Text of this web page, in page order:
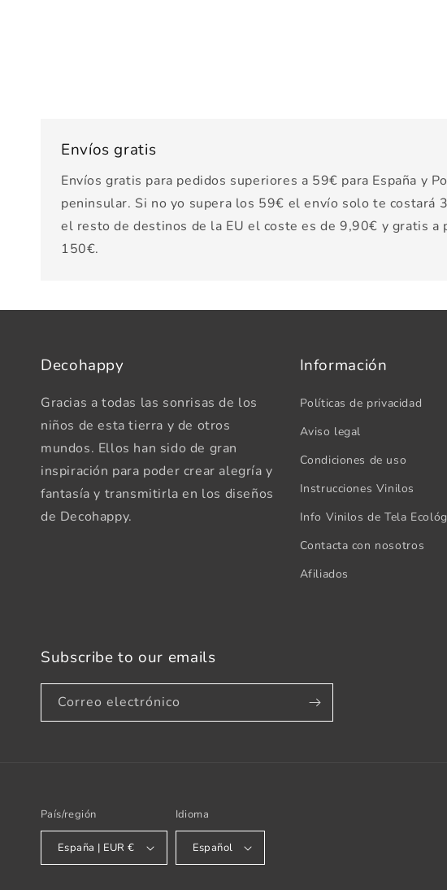
Envíos gratis
Envíos gratis para pedidos superiores a 59€ para España y
peninsular. Si no yo supera los 59€ el envío solo te costará
el resto de destinos de la EU el coste es de 9,90€ y gratis a
150€.
Decohappy
Gracias a todas las sonrisas de los
niños de esta tierra y de otros
mundos. Ellos han sido de gran
inspiración para poder crear alegría y
fantasía y transmitirla en los diseños
de Decohappy.
Información
Políticas de privacidad
Aviso legal
Condiciones de uso
Instrucciones Vinilos
Info Vinilos de Tela
Contacta con nosotros
Afiliados
Subscribe to our emails
Correo electrónico
País/región
España | EUR €
Idioma
Español